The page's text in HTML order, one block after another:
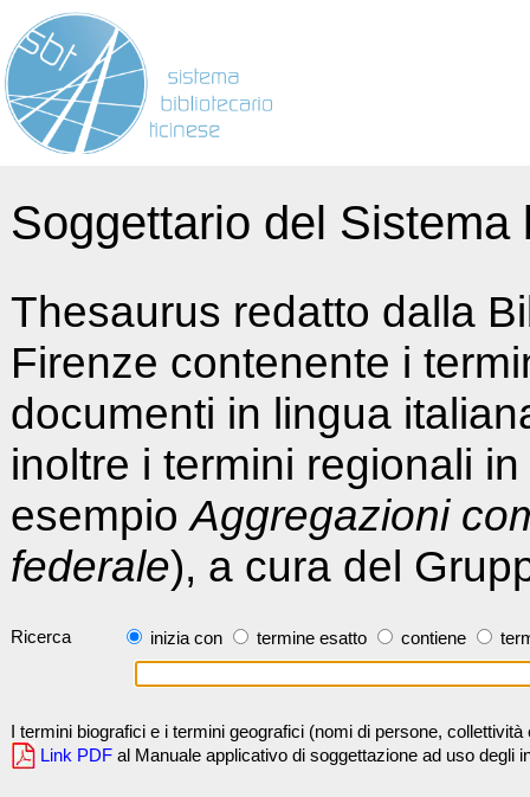
Soggettario del
Thesaurus redatto dalla
Firenze contenente i
documenti in lingua
inoltre i termini regionali
esempioAggregazioni
federale), a cura del
Ricerca inizia con termine esatto contiene
I termini biografici e i termini geografici (nomi di persone,
Link PDF al Manuale applicativo di soggettazione ad uso degli